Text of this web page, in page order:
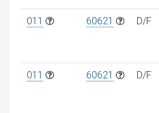
011 60621 D/F
011 60621 D/F